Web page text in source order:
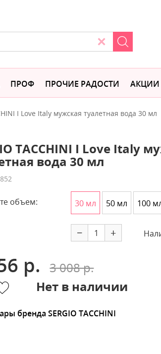
ПРОФ ПРОЧИЕ РАДОСТИ АКЦИИ
I Love Italy мужская туалетная вода 30 мл
TACCHINI I Love Italy
вода 30 мл
объем: 30 мл 50 мл 100
− +
р.
3 008 р.
Нет в наличии
бренда SERGIO TACCHINI